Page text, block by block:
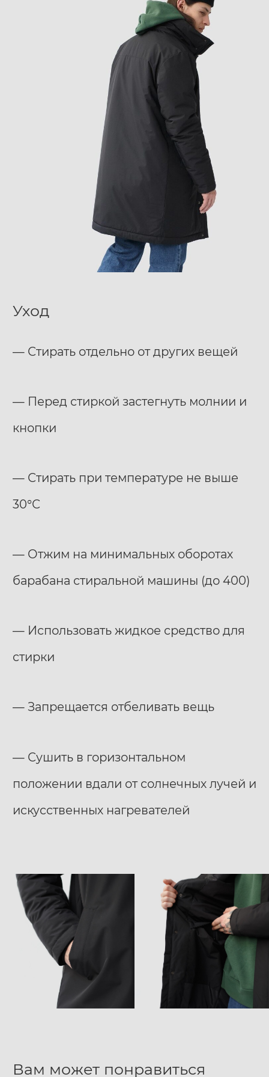
Уход
— Стирать отдельно от других вещей
— Перед стиркой застегнуть молнии и
кнопки
— Стирать при температуре не выше
30°С
— Отжим на минимальных оборотах
барабана стиральной машины (до 400)
— Использовать жидкое средство для
стирки
— Запрещается отбеливать вещь
— Сушить в горизонтальном
положении вдали от солнечных лучей и
искусственных нагревателей
Вам может понравиться